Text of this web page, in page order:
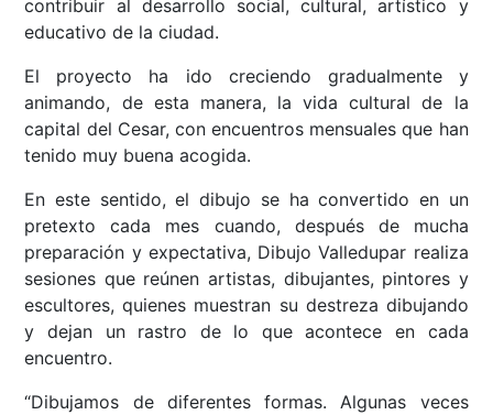
contribuir al desarrollo social, cultural, artístico y
educativo de la ciudad.
El proyecto ha ido creciendo gradualmente y
animando, de esta manera, la vida cultural de la
capital del Cesar, con encuentros mensuales que han
tenido muy buena acogida.
En este sentido, el dibujo se ha convertido en un
pretexto cada mes cuando, después de mucha
preparación y expectativa, Dibujo Valledupar realiza
sesiones que reúnen artistas, dibujantes, pintores y
escultores, quienes muestran su destreza dibujando
y dejan un rastro de lo que acontece en cada
encuentro.
“Dibujamos de diferentes formas. Algunas veces